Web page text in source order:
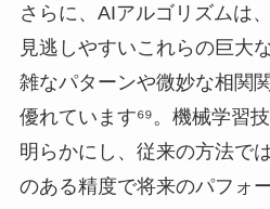
さらに、AIアルゴリズムは
見逃しやすいこれらの巨大
雑なパターンや微妙な相関
優れています⁶⁹。機械学習
明らかにし、従来の方法で
のある精度で将来のパフォ